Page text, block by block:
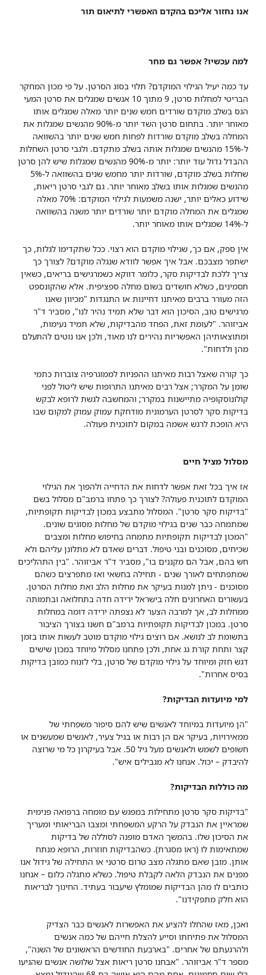
אנו נחזור אליכם בהקדם האפשרי לתיאום תור
למה עכשיו? אפשר גם מחר
עד כמה יעיל הגילוי המוקדם? תלוי בסוג הסרטן. על פי מכון המחקר
הבריטי למחלות סרטן, 9 מתוך 10 אנשים שמגלים את סרטן המעי
הגס בשלב מוקדם שורדים חמש שנים יותר מאלה שמגלים אותו
מאוחר יותר. בתחום סרטן השד יותר מ-90% מהנשים שמגלות את
המחלה בשלב מוקדם שורדות לפחות חמש שנים יותר בהשוואה
ל-15% מהנשים שמגלות אותה בשלב מתקדם. ולגבי סרטן השחלות
ההבדל גדול עוד יותר: יותר מ-90% מהנשים שמגלות שיש להן סרטן
שחלות בשלב מוקדם, שורדות יותר מחמש שנים בהשוואה ל-5%
מהנשים שמגלות אותו בשלב מאוחר יותר. גם לגבי סרטן ריאות,
שידוע כאלים יותר, ישנה משמעות לגילוי המוקדם: 70% מאלה
שמגלים את המחלה מוקדם יותר שורדים יותר משנה בהשוואה
ל-14% שמגלים אותו מאוחר יותר.
אין ספק, אם כך, שגילוי מוקדם הוא רצוי. ככל שתקדימו לגלות, כך
ישתפר מצבכם. אבל איך אפשר לוודא שנגלה מוקדם? לצורך כך
צריך ללכת לבדיקות סקר, כלומר דווקא כשמרגישים בריאים, כשאין
תסמינים, כשלא חושדים בשום מחלה ספציפית. אלא שהקונספט
הזה מעורר ברבים מאיתנו דחיינות או התנגדות "מכיוון שאנו
מרגישים טוב, הסיכון הוא דבר שלא תמיד נהיר לנו", מסביר ד"ר
אביזוהר. "לעומת זאת, הפחד מהבדיקות, שלא תמיד נעימות,
ומתוצאותיהן האפשריות נהירים לנו מאוד, ולכן אנו נוטים להתעלם
מהן ולדחות".
כך קורה שאצל רבות מאיתנו ההפניות לממוגרפיה צוברות כתמי
שומן על המקרר; אצל רבים מאיתנו התרופות שיש ליטול לפני
קולונוסקופיה מתיישנות במקרר; והמחשבה לגשת לרופא לבקש
בדיקות סקר לסרטן הערמונית מודחקת עמוק עמוק למקום שבו
היא הופכת לרגש אשמה במקום לתוכנית פעולה.
מסלול מציל חיים
אז איך בכל זאת אפשר לדחות את הדחייה ולהפוך את הגילוי
המוקדם לתוכנית פעולה? לצורך כך פתחו ברמב"ם מסלול בשם
"בדיקות סקר סרטן". המסלול מתבצע במכון לבדיקות תקופתיות,
שמתמחה כבר שנים בגילוי מוקדם של מחלות מסוגים שונים.
"המכון לבדיקות תקופתיות מתמחה בחיפוש מחלות ומצבים
שכיחים, מסוכנים ובני טיפול. דברים שאדם לא מתלונן עליהם ולא
חש בהם, אבל הם מקננים בו", מסביר ד"ר אביזוהר. "בין התהליכים
שמתפתחים לאורך שנים - תחילה בחשאי ואז מתפרצים כשהם
מסוכנים - ניתן למנות בעיקר את מחלות הלב ואת מחלות הסרטן.
בעשורים האחרונים חלה בישראל ירידה חדה בתחלואה ובתמותה
ממחלות לב, אך למרבה הצער לא נצפתה ירידה דומה במחלות
סרטן. במכון לבדיקות תקופתיות ברמב"ם חשנו בצורך הציבור
בתשומת לב לנושא. אם רוצים גילוי מוקדם מוטב לעשות אותו בזמן
קצר ותחת קורת גג אחת, ולכן פתחנו מסלול מיוחד במכון שישים
דגש חזק ומיוחד על גילוי מוקדם של סרטן, בלי לזנוח כמובן בדיקות
בסיס אחרות".
למי מיועדות הבדיקות?
"הן מיועדות במיוחד לאנשים שיש להם סיפור משפחתי של
ממאירויות, בעיקר אם הן רבות או בגיל צעיר, לאנשים שמעשנים או
חשופים לשמש ולאנשים מעל גיל 50. אבל בעיקרון כל מי שרוצה
להיבדק – יכול. אנחנו לא מגבילים איש".
מה כוללות הבדיקות?
"בדיקות סקר סרטן מתחילות במפגש עם מומחה ברפואה פנימית
שמראיין את הנבדק על הרקע המשפחתי ומצבו הבריאותי ומעריך
את הסיכון שלו. בהמשך האדם מופנה לסוללה של בדיקות
שמתאימות לו (ראו מסגרת). כשהבדיקות חוזרות, הרופא מנתח
אותן. מובן שאם מתגלה מצב טרום סרטני או התחילה של גידול אנו
מפנים את הנבדק הלאה לקבלת טיפול. כשלא מתגלה כלום – אנחנו
כותבים לו מהן הבדיקות שמומלץ שיעבור בעתיד. החינוך לבריאות
הוא חלק מתפקידנו".
ואכן, מאז שהחלו להציע את האפשרות לאנשים כבר הצדיק
המסלול את פתיחתו וסייע להצלת חייהם של כמה אנשים
ולהרגעתם של אחרים. "בארבעת החודשים הראשונים של השנה",
מספר ד"ר אביזוהר. "אבחנו סרטן ריאות אצל שלושה אנשים שהגיעו